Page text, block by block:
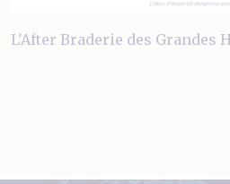
L'After Braderie des Grandes